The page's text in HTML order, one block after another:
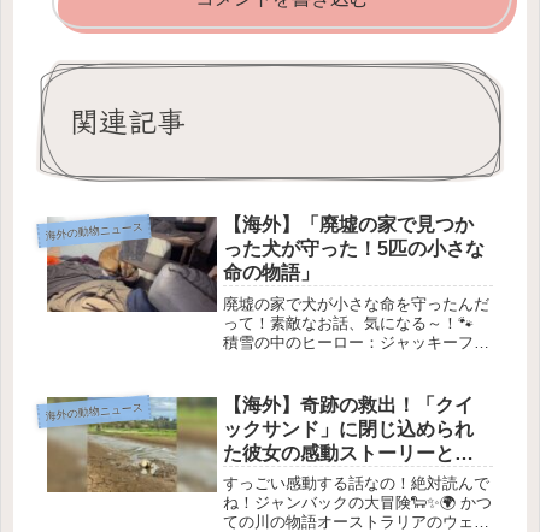
関連記事
海外の動物ニュース
【海外】「廃墟の家で見つか
った犬が守った！5匹の小さな
命の物語」
廃墟の家で犬が小さな命を守ったんだ
って！素敵なお話、気になる～！🐾
積雪の中のヒーロー：ジャッキーフロ
の住民たちが最近の悪天候で家にこも
っている中、一組のレスキュー...
海外の動物ニュース
【海外】奇跡の救出！「クイ
ックサンド」に閉じ込められ
た彼女の感動ストーリーと
は？
すっごい感動する話なの！絶対読んで
ね！ジャンバックの大冒険🐑✨🌍 かつ
ての川の物語オーストラリアのウェリ